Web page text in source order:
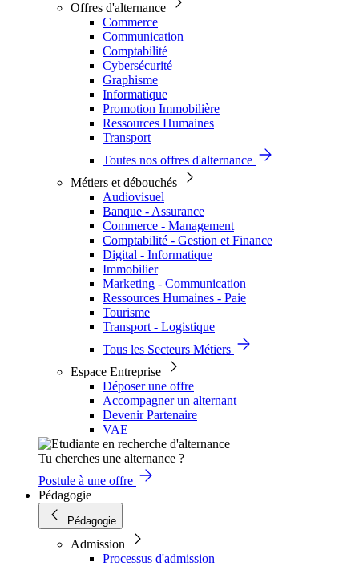
Offres d'alternance
Commerce
Communication
Comptabilité
Cybersécurité
Graphisme
Informatique
Promotion Immobilière
Ressources Humaines
Transport
Toutes nos offres d'alternance
Métiers et débouchés
Audiovisuel
Banque - Assurance
Commerce - Management
Comptabilité - Gestion et Finance
Digital - Informatique
Immobilier
Marketing - Communication
Ressources Humaines - Paie
Tourisme
Transport - Logistique
Tous les Secteurs Métiers
Espace Entreprise
Déposer une offre
Accompagner un alternant
Devenir Partenaire
VAE
Tu cherches une alternance ?
Postule à une offre
Pédagogie
Pédagogie
Admission
Processus d'admission